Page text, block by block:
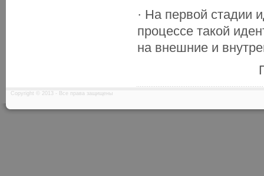
· На первой стадии
процессе такой
на внешние и
Copyright © 2013 - Все права защищены